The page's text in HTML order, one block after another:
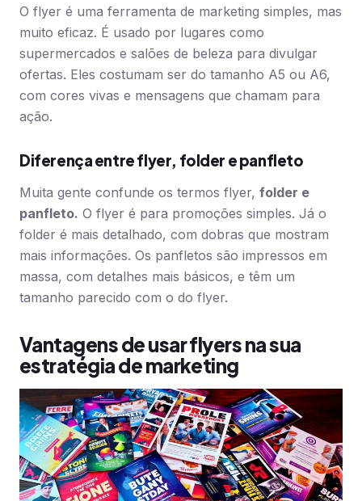
O flyer é uma ferramenta de marketing simples, mas
muito eficaz. É usado por lugares como
supermercados e salões de beleza para divulgar
ofertas. Eles costumam ser do tamanho A5 ou A6,
com cores vivas e mensagens que chamam para
ação.
Diferença entre flyer, folder e panfleto
Muita gente confunde os termos flyer, folder e
panfleto. O flyer é para promoções simples. Já o
folder é mais detalhado, com dobras que mostram
mais informações. Os panfletos são impressos em
massa, com detalhes mais básicos, e têm um
tamanho parecido com o do flyer.
Vantagens de usar flyers na sua
estratégia de marketing